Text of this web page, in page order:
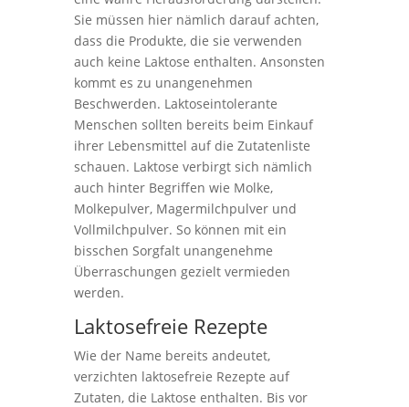
Sie müssen hier nämlich darauf achten,
dass die Produkte, die sie verwenden
auch keine Laktose enthalten. Ansonsten
kommt es zu unangenehmen
Beschwerden. Laktoseintolerante
Menschen sollten bereits beim Einkauf
ihrer Lebensmittel auf die Zutatenliste
schauen. Laktose verbirgt sich nämlich
auch hinter Begriffen wie Molke,
Molkepulver, Magermilchpulver und
Vollmilchpulver. So können mit ein
bisschen Sorgfalt unangenehme
Überraschungen gezielt vermieden
werden.
Laktosefreie Rezepte
Wie der Name bereits andeutet,
verzichten laktosefreie Rezepte auf
Zutaten, die Laktose enthalten. Bis vor